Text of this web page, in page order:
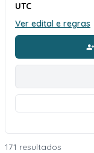
UTC
Ver edital e regras
171 resultados